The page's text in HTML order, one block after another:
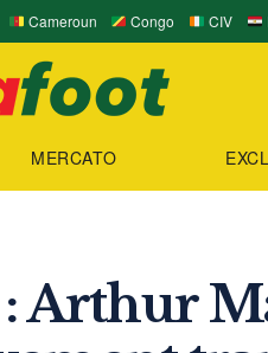
Cameroun Congo CIV
MERCATO
Arthur